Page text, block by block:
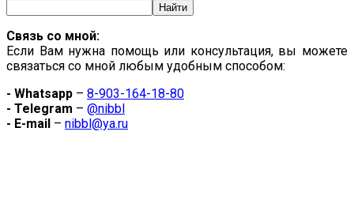
Связь со мной:
Если Вам нужна помощь или консультация, вы можете
связаться со мной любым удобным способом:
- Whatsapp – 8-903-164-18-80
- Telegram – @nibbl
- E-mail – nibbl@ya.ru